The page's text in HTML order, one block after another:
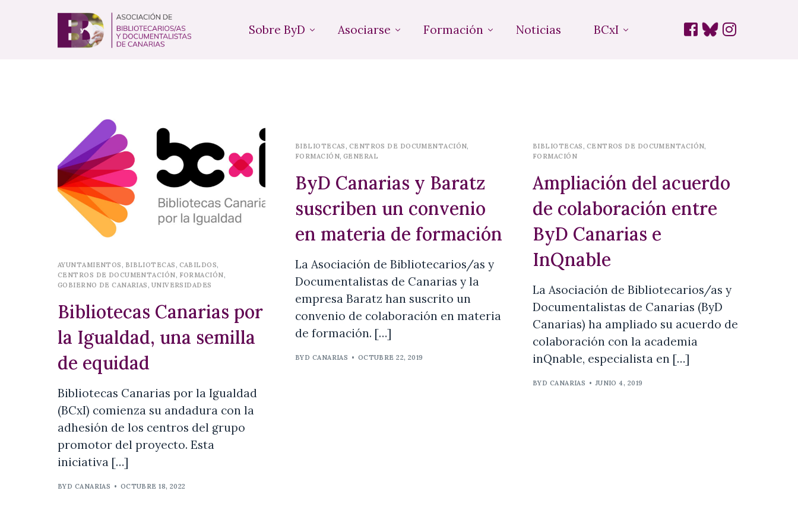
Sobre ByD Asociarse Formación Noticias BCxI
AYUNTAMIENTOS BIBLIOTECAS CABILDOS
CENTROS DE DOCUMENTACIÓN FORMACIÓN
GOBIERNO DE CANARIAS UNIVERSIDADES
Bibliotecas Canarias por
la Igualdad, una semilla
de equidad
Bibliotecas Canarias por la Igualdad
(BCxI) comienza su andadura con la
adhesión de los centros del grupo
promotor del proyecto. Esta
iniciativa […]
BYD CANARIAS • OCTUBRE 18, 2022
BIBLIOTECAS, CENTROS DE DOCUMENTACIÓN,
FORMACIÓN, GENERAL
ByD Canarias y Baratz
suscriben un convenio
en materia de formación
La Asociación de Bibliotecarios/as y
Documentalistas de Canarias y la
empresa Baratz han suscrito un
convenio de colaboración en materia
de formación. […]
BYD CANARIAS • OCTUBRE 22, 2019
BIBLIOTECAS, CENTROS DE DOCUMENTACIÓN,
FORMACIÓN
Ampliación del acuerdo
de colaboración entre
ByD Canarias e
InQnable
La Asociación de Bibliotecarios/as y
Documentalistas de Canarias (ByD
Canarias) ha ampliado su acuerdo de
colaboración con la academia
inQnable, especialista en […]
BYD CANARIAS • JUNIO 4, 2019